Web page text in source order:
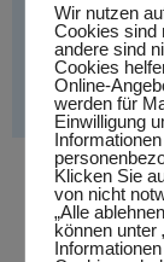
Stil:-
Wir nutzen
Cookies sind
andere sind
Cookies
Online-
werden für
Einwilligung
Klicken Sie
von nicht
„Alle
können unter